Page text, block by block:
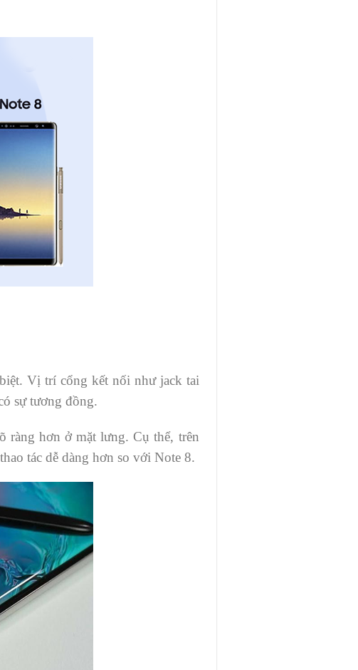
Vị trí cổng kết nối như jack tai
sự tương đồng.
ràng hơn ở mặt lưng. Cụ thể, trên
tác dễ dàng hơn so với Note 8.